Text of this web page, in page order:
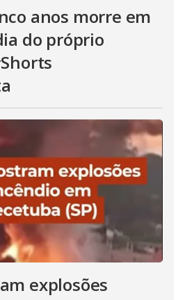
anos morre em
do próprio
explosões